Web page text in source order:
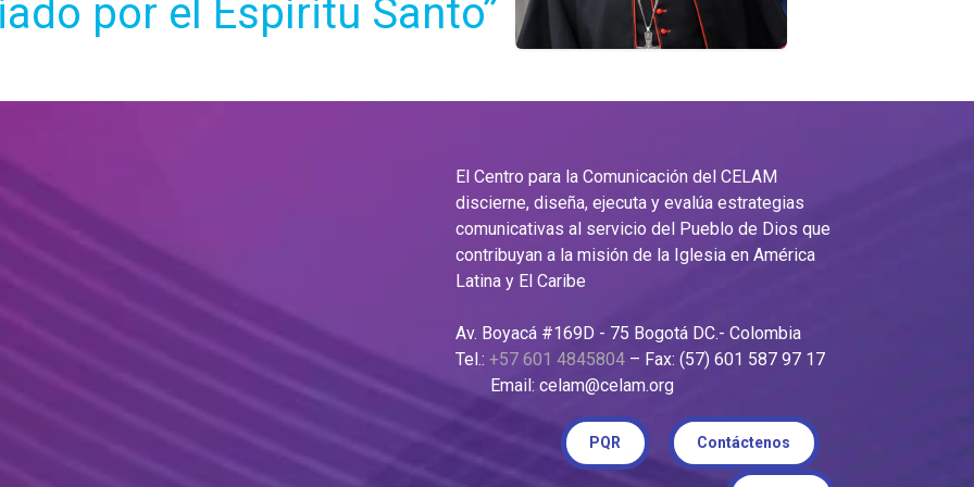
por el Espíritu Santo”
El Centro para la Comunicación del CELAM
discierne, diseña, ejecuta y evalúa estrategias
comunicativas al servicio del Pueblo de Dios que
contribuyan a la misión de la Iglesia en América
Latina y El Caribe
Av. Boyacá #169D - 75 Bogotá DC.- Colombia
Tel.: +57 601 4845804 – Fax: (57) 601 587 97 17
Email: celam@celam.org
PQR Contáctenos